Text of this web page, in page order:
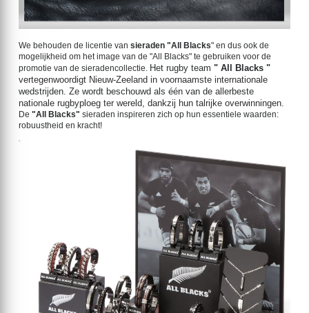
We behouden de licentie van sieraden "All Blacks" en dus ook de
mogelijkheid om het image van de "All Blacks" te gebruiken voor de
promotie van de sieradencollectie.
Het rugby team " All Blacks "
vertegenwoordigt Nieuw-Zeeland in voornaamste internationale
wedstrijden. Ze wordt beschouwd als één van de allerbeste
De"All Blacks" sieraden inspireren zich op hun essentiele waarden:
robuustheid en kracht!